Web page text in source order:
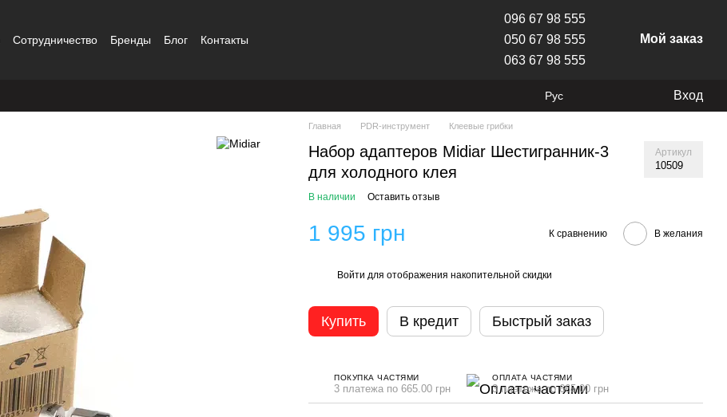
Сотрудничество Бренды Блог
Контакты
096 67 98 555
050 67 98 555
063 67 98 555
Мой заказ
Рус Вход
Главная PDR-инструмент Клеевые грибки
Набор адаптеров Midiar Шестигранник-3
для холодного клея
Артикул
10509
В наличии Оставить отзыв
1 995 грн К сравнению В желания
Войти для отображения накопительной скидки
Купить В кредит Быстрый заказ
ПОКУПКА ЧАСТЯМИ
3 платежа по 665.00 грн
ОПЛАТА ЧАСТЯМИ
3 платежа по 665.00 грн